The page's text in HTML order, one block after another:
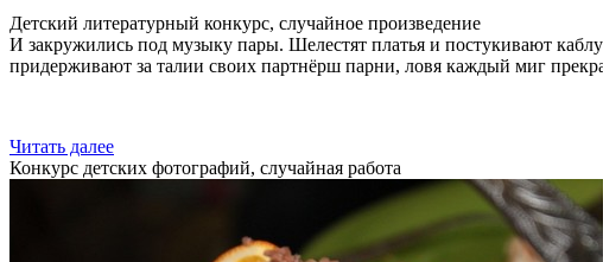
Детский литературный конкурс, случайное произведение
И закружились под музыку пары. Шелестят платья и постукивают
придерживают за талии своих партнёрш парни, ловя каждый миг
Читать далее
Конкурс детских фотографий, случайная работа